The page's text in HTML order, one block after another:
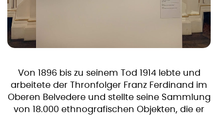
Von 1896 bis zu seinem Tod 1914 lebte und
arbeitete der Thronfolger Franz Ferdinand im
Oberen Belvedere und stellte seine Sammlung
von 18.000 ethnografischen Objekten, die er